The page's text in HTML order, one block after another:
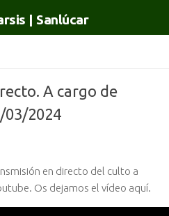
A cargo de
03/2024
en directo del culto a
Os dejamos el vídeo aquí.